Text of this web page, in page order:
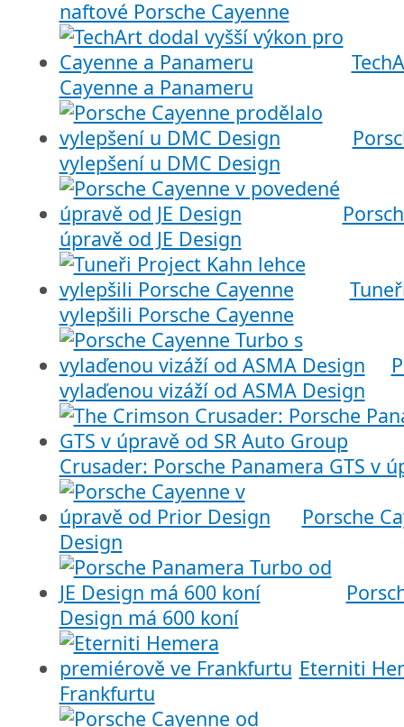
naftové Porsche Cayenne
Cayenne a Panameru
vylepšení u DMC Design
úpravě od JE Design
vylepšili Porsche Cayenne
vylaďenou vizáží od ASMA Design
Crusader: Porsche Panamera GTS v
Porsche
Design
Design má 600 koní
Eterniti
Frankfurtu